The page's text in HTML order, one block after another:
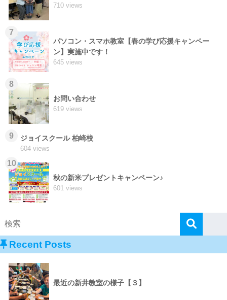
710 views
7
パソコン・スマホ教室【春の学び応援キャンペー
ン】実施中です！
645 views
8
お問い合わせ
619 views
9 ジョイスクール 柏崎校
604 views
10
秋の新米プレゼントキャンペーン♪
601 views
Recent Posts
最近の新井教室の様子【３】